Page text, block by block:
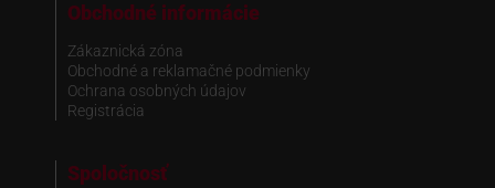
Obchodné informácie
Zákaznická zóna
Obchodné a reklamačné podmienky
Ochrana osobných údajov
Registrácia
Spoločnosť